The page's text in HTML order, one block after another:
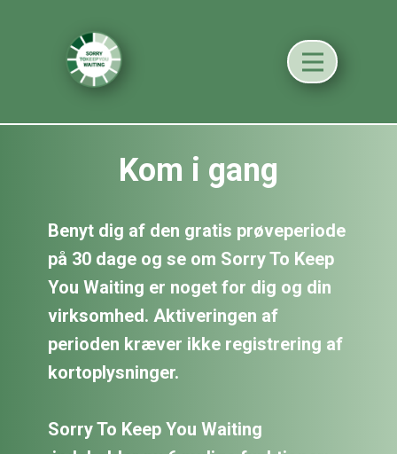
Kom i gang
Benyt dig af den gratis prøveperiode
på 30 dage og se om Sorry To Keep
You Waiting er noget for dig og din
virksomhed. Aktiveringen af
perioden kræver ikke registrering af
kortoplysninger.
Sorry To Keep You Waiting